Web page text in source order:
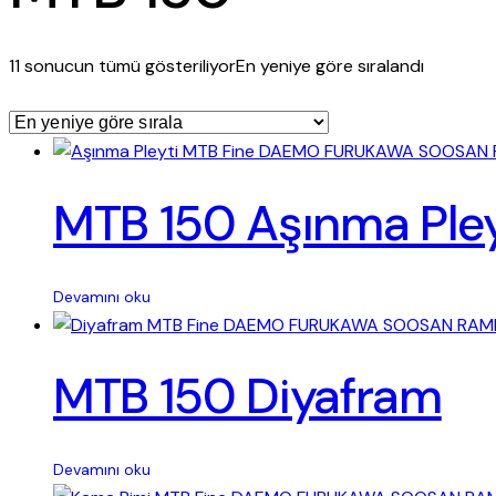
11 sonucun tümü gösteriliyorEn yeniye göre sıralandı
MTB 150 Aşınma
Devamını oku
MTB 150 Diyafram
Devamını oku